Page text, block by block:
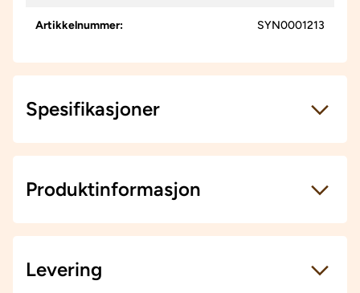
Artikkelnummer: SYN0001213
Spesifikasjoner
Størrelse
Produktinformasjon
Levering